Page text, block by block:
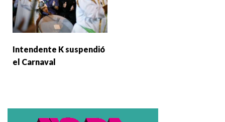
Intendente K suspendió
el Carnaval